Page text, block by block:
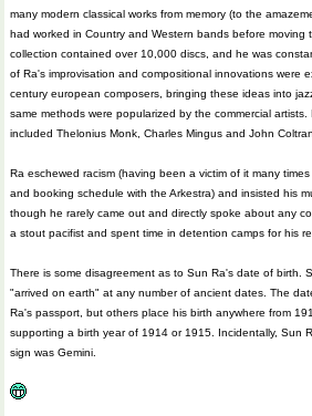
many modern classical works from memory (to the
had worked in Country and Western bands before moving
collection contained over 10,000 discs, and he was
of Ra's improvisation and compositional innovations were
century european composers, bringing these ideas into
same methods were popularized by the commercial
included Thelonius Monk, Charles Mingus and John
Ra eschewed racism (having been a victim of it many
and booking schedule with the Arkestra) and insisted his
though he rarely came out and directly spoke about any
a stout pacifist and spent time in detention camps for his
There is some disagreement as to Sun Ra's date of birth.
"arrived on earth" at any number of ancient dates. The
Ra's passport, but others place his birth anywhere from
supporting a birth year of 1914 or 1915. Incidentally, Sun
sign was Gemini.